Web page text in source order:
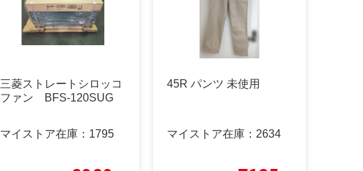
三菱ストレートシロッコ
ファン BFS-120SUG
マイストア在庫： 1795
45R パンツ 未使用
マイストア在庫： 2634